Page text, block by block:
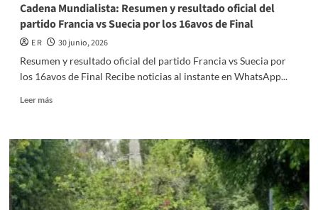
DE
ARMA
DE
Cadena Mundialista: Resumen y resultado oficial del
partido Francia vs Suecia por los 16avos de Final
E R
30 junio, 2026
Resumen y resultado oficial del partido Francia vs Suecia por
los 16avos de Final Recibe noticias al instante en WhatsApp...
Leer másRead
Cadena
Mundialista:
Resumen
y
resultado
oficial